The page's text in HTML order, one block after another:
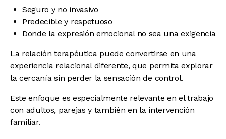
Seguro y no invasivo
Predecible y respetuoso
Donde la expresión emocional no sea una exigencia
La relación terapéutica puede convertirse en una
experiencia relacional diferente, que permita explorar
la cercanía sin perder la sensación de control.
Este enfoque es especialmente relevante en el trabajo
con adultos, parejas y también en la intervención
familiar.